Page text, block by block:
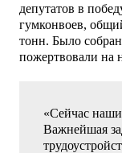
депутатов в
гумконвоев,
тонн. Было
пожертвовали на
«Сейчас
Важнейшая